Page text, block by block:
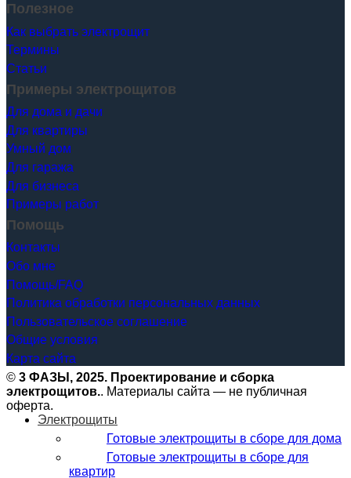
Полезное
Как выбрать электрощит
Термины
Статьи
Примеры электрощитов
Для дома и дачи
Для квартиры
Умный дом
Для гаража
Для бизнеса
Примеры работ
Помощь
Контакты
Обо мне
Помощь/FAQ
Политика обработки персональных данных
Пользовательское соглашение
Общие условия
Карта сайта
© 3 ФАЗЫ, 2025. Проектирование и сборка
электрощитов.. Материалы сайта — не публичная
оферта.
Электрощиты
Готовые электрощиты в сборе для дома
Готовые электрощиты в сборе для
квартир